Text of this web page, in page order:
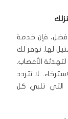
فإن خدمة
لها. نوفر لك
الأعصاب.
لا تتردد
التي تلبي كل